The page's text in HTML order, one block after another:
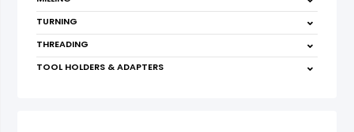
TURNING
THREADING
TOOL HOLDERS & ADAPTERS